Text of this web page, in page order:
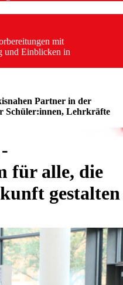
mit
und Einblicken in
Partner in der
Schüler:innen, Lehrkräfte
für alle, die
gestalten